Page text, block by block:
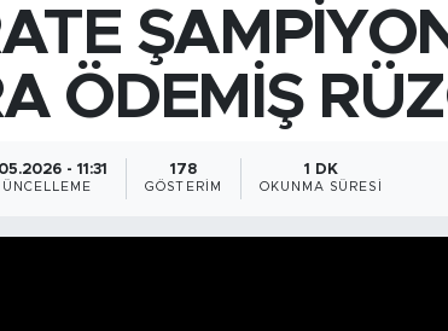
BİST100
ÖDEMİŞ
- 11:31 178
GÖSTERIM
1 DK
OKUNMA SÜRESI